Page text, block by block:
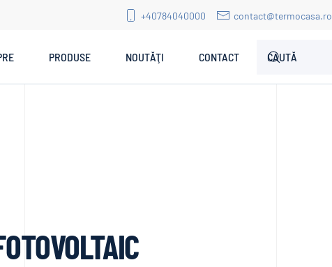
+40784040000 contact@termocasa.ro
PRODUSE NOUTĂŢI CONTACT